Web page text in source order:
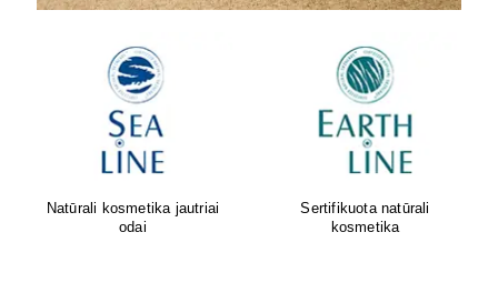
Oda sensta. Faktas. Geriausi
rezultatai gimsta tada, kai
Greita pagalba nuo pilvo
pūtimo!